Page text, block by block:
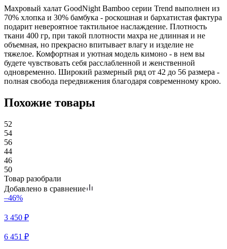
Махровый халат GoodNight Bamboo серии Trend выполнен из
70% хлопка и 30% бамбука - роскошная и бархатистая фактура
подарит невероятное тактильное наслаждение. Плотность
ткани 400 гр, при такой плотности махра не длинная и не
объемная, но прекрасно впитывает влагу и изделие не
тяжелое. Комфортная и уютная модель кимоно - в нем вы
будете чувствовать себя расслабленной и женственной
одновременно. Широкий размерный ряд от 42 до 56 размера -
полная свобода передвижения благодаря современному крою.
Похожие товары
52
54
56
44
46
50
Товар разобрали
Добавлено в сравнение
–46%
3 450 ₽
6 451 ₽